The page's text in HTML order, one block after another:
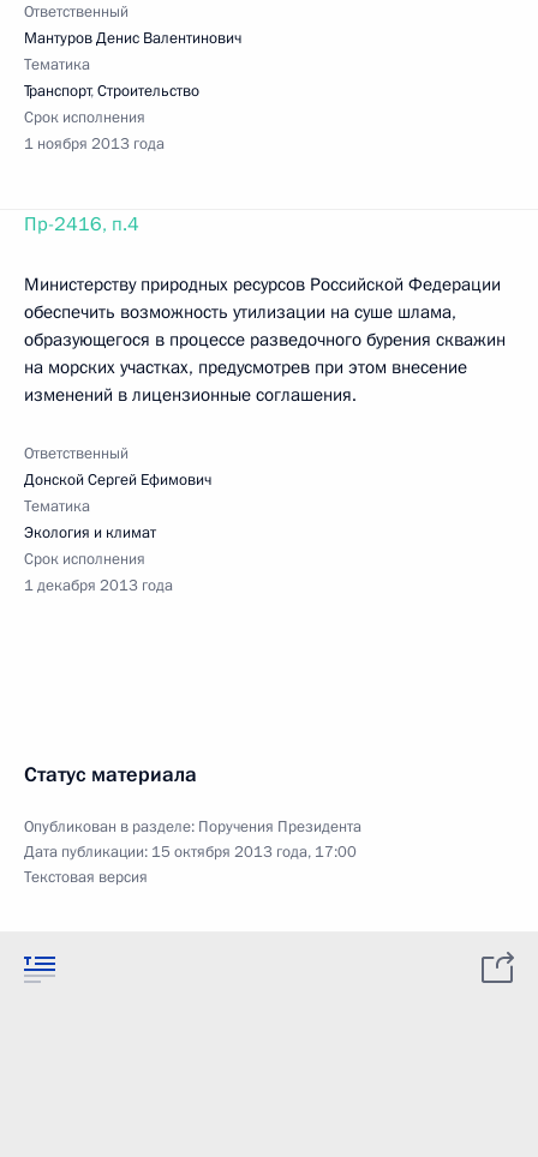
Ответственный
Мантуров Денис Валентинович
Тематика
Транспорт,Строительство
Срок исполнения
1 ноября 2013 года
Пр-2416, п.4
Министерству природных ресурсов Российской Федерации
обеспечить возможность утилизации на суше шлама,
образующегося в процессе разведочного бурения скважин
на морских участках, предусмотрев при этом внесение
изменений в лицензионные соглашения.
Ответственный
Донской Сергей Ефимович
Тематика
Экология и климат
Срок исполнения
1 декабря 2013 года
Статус материала
Опубликован в разделе: Поручения Президента
Дата публикации: 15 октября 2013 года, 17:00
Текстовая версия